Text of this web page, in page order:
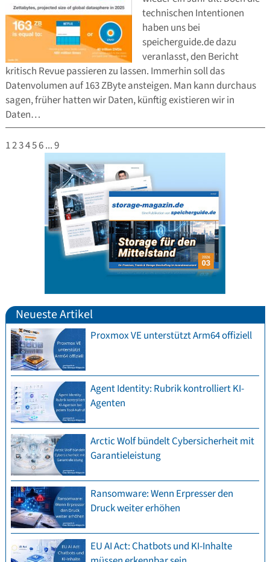
technischen Intentionen
haben uns bei
speicherguide.de dazu
veranlasst, den Bericht
kritisch Revue passieren zu lassen. Immerhin soll das
Datenvolumen auf 163 ZByte ansteigen. Man kann durchaus
sagen, früher hatten wir Daten, künftig existieren wir in
Daten…
123456...9
Neueste Artikel
Proxmox VE unterstützt Arm64 offiziell
Agent Identity: Rubrik kontrolliert KI-
Agenten
Arctic Wolf bündelt Cybersicherheit mit
Garantieleistung
Ransomware: Wenn Erpresser den
Druck weiter erhöhen
EU AI Act: Chatbots und KI-Inhalte